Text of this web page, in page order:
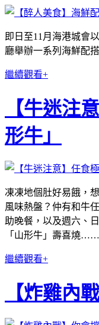
即日至11月海港城會
廳舉辦一系列海鮮配
繼續觀看+
【牛迷注
形牛」
凍凍地個肚好易餓，
風味熱盤？仲有和牛
助晚餐，以及週六、
「山形牛」壽喜燒……
繼續觀看+
【炸雞內